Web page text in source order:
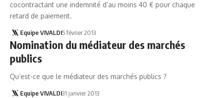
cocontractant une indemnité d’au moins 40 € pour chaque
retard de paiement.
Equipe VIVALDI5 février 2013
Nomination du médiateur des marchés
publics
Qu’est-ce que le médiateur des marchés publics ?
Equipe VIVALDI31 janvier 2013